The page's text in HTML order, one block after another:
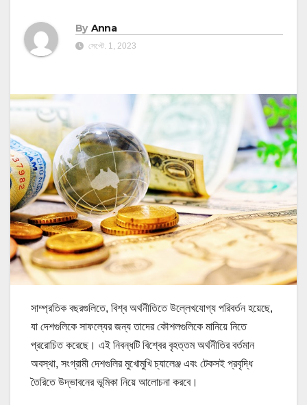
By Anna
সেপ্টে. 1, 2023
সাম্প্রতিক বছরগুলিতে, বিশ্ব অর্থনীতিতে উল্লেখযোগ্য পরিবর্তন হয়েছে,
যা দেশগুলিকে সাফল্যের জন্য তাদের কৌশলগুলিকে মানিয়ে নিতে
প্ররোচিত করেছে। এই নিবন্ধটি বিশ্বের বৃহত্তম অর্থনীতির বর্তমান
অবস্থা, সংগ্রামী দেশগুলির মুখোমুখি চ্যালেঞ্জ এবং টেকসই প্রবৃদ্ধি
তৈরিতে উদ্ভাবনের ভূমিকা নিয়ে আলোচনা করবে।